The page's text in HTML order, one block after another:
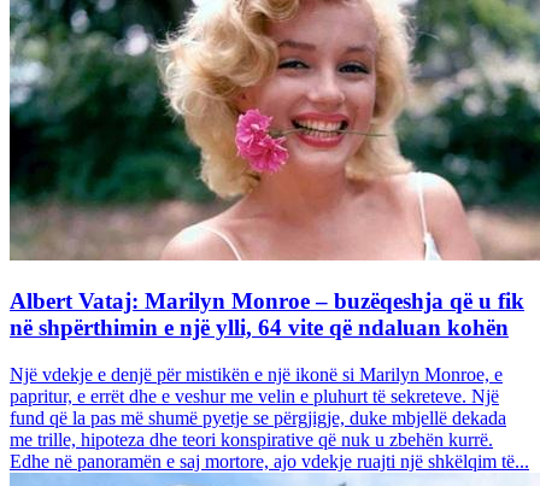
Albert Vataj: Marilyn Monroe – buzëqeshja që u fik
në shpërthimin e një ylli, 64 vite që ndaluan kohën
Një vdekje e denjë për mistikën e një ikonë si Marilyn Monroe, e
papritur, e errët dhe e veshur me velin e pluhurt të sekreteve. Një
fund që la pas më shumë pyetje se përgjigje, duke mbjellë dekada
me trille, hipoteza dhe teori konspirative që nuk u zbehën kurrë.
Edhe në panoramën e saj mortore, ajo vdekje ruajti një shkëlqim të...